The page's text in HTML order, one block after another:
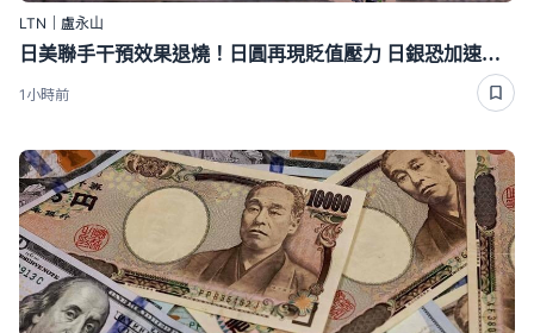
LTN｜盧永山
日美聯手干預效果退燒！日圓再現貶值壓力 日銀恐加速升息
1小時前